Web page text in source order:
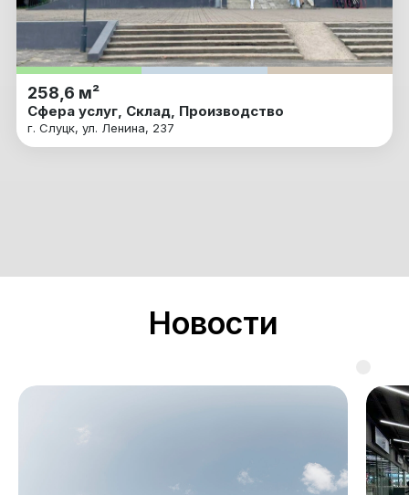
258,6 м²
Сфера услуг, Склад, Производство
г. Слуцк, ул. Ленина, 237
Новости